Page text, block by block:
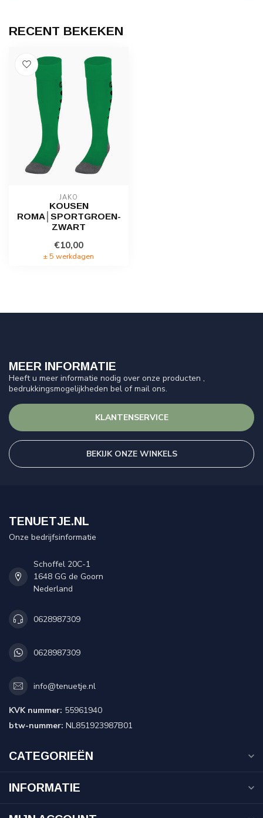
RECENT BEKEKEN
JAKO
KOUSEN
ROMA│SPORTGROEN-
ZWART
€10,00
± 5 werkdagen
MEER INFORMATIE
Heeft u meer informatie nodig over onze producten ,
bedrukkingsmogelijkheden bel of mail ons.
KLANTENSERVICE
BEKIJK ONZE WINKELS
TENUETJE.NL
Onze bedrijfsinformatie
Schoffel 20C-1
1648 GG de Goorn
Nederland
0628987309
0628987309
info@tenuetje.nl
KVK nummer: 55961940
btw-nummer: NL851923987B01
CATEGORIEËN
INFORMATIE